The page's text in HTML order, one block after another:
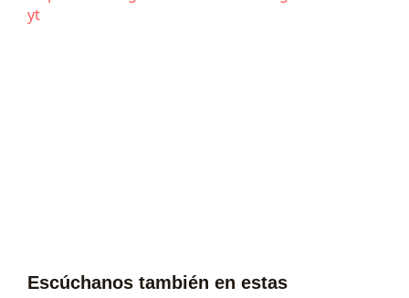
yt
Escúchanos también en estas